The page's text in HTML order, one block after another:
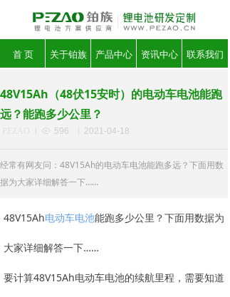
首 页 关于铂族 产品中心 资讯中心 联系我们
48V15Ah（48伏15安时）的电动车电池能跑
远？能跑多少公里？
经常有网友问：48V15Ah的电动车电池能跑多远？下面用数
据为大家详细解答一下……
48V15Ah电动车电池能跑多少公里？下面用数据为
大家详细解答一下……
要计算48V15Ah电动车电池的续航里程，需要知道
2021-04-18
ꁖ 596